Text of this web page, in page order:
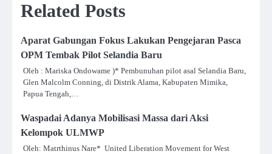
Related Posts
Aparat Gabungan Fokus Lakukan Pengejaran Pasca
OPM Tembak Pilot Selandia Baru
Oleh : Mariska Ondowame )* Pembunuhan pilot asal Selandia Baru,
Glen Malcolm Conning, di Distrik Alama, Kabupaten Mimika,
Papua Tengah,…
Waspadai Adanya Mobilisasi Massa dari Aksi
Kelompok ULMWP
Oleh: Matrthinus Nare* United Liberation Movement for West